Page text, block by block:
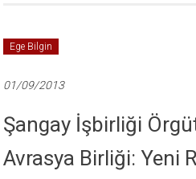
Ege Bilgin
01/09/2013
Şangay İşbirliği
Avrasya Birliği: Yeni